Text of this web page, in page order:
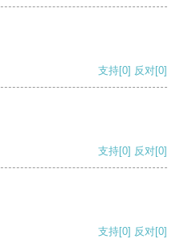
支持[0] 反对[0]
支持[0] 反对[0]
支持[0] 反对[0]